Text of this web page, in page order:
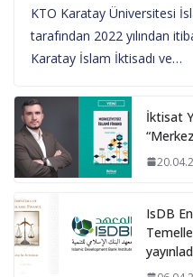
KTO Karatay Üniversitesi
tarafından 2022 yılından
Karatay İslam İktisadı ve…
İktisat
IsDB